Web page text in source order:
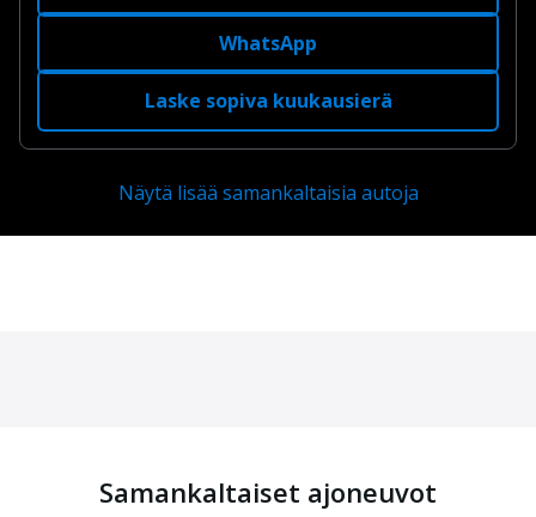
WhatsApp
Laske sopiva kuukausierä
Näytä lisää samankaltaisia autoja
Samankaltaiset ajoneuvot